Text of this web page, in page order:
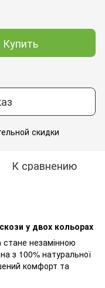
Купить
скидки
К сравнению
у двох кольорах
стане незамінною
з 100% натуральної
комфорт та